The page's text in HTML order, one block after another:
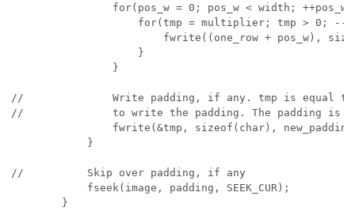
for(pos_w = 0; pos_w < width;
for(tmp = multiplier; tmp > 0; --
fwrite((one_row + pos_w), size_RGB,
}
}
//              Write padding, if any. tmp is equal
//              to write the padding. The padding is
fwrite(&tmp, sizeof(char), new_padding,
}
//          Skip over padding, if any
fseek(image, padding, SEEK_CUR);
}